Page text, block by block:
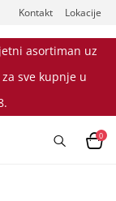
Kontakt Lokacije
asortiman uz
sve kupnje u
0